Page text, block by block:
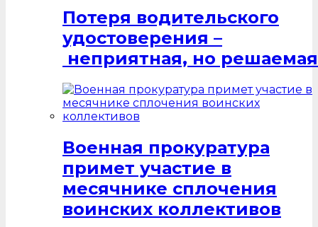
Потеря водительского
удостоверения –
неприятная, но
Военная прокуратура
примет участие в
месячнике сплочения
воинских коллективов